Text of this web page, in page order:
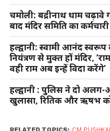
चमोली: बद्रीनाथ धाम
बाद मंदिर समिति का
हल्द्वानी: स्वामी आनंद
नियंत्रण से मुक्त हों मंदिर,
वही राम अब इन्हें विदा करेंगे’
हल्द्वानी : पुलिस ने दो
खुलासा, रितिक और ऋषभ को